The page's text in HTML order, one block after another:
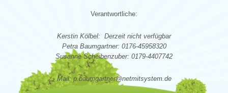
Verantwortliche:
Kerstin Kölbel: Derzeit nicht verfügbar
Petra Baumgartner: 0176-45958320
Susanne Scheibenzuber: 0179-4407742
Mail: p.baumgartner@netmitsystem.de